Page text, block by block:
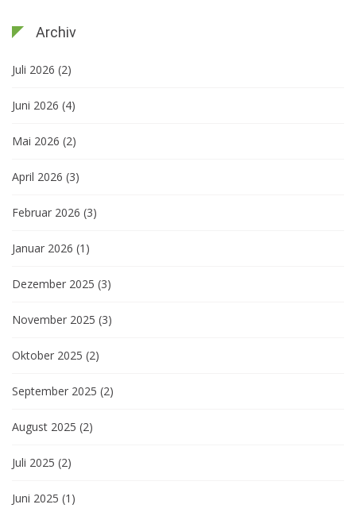
Archiv
Juli 2026 (2)
Juni 2026 (4)
Mai 2026 (2)
April 2026 (3)
Februar 2026 (3)
Januar 2026 (1)
Dezember 2025 (3)
November 2025 (3)
Oktober 2025 (2)
September 2025 (2)
August 2025 (2)
Juli 2025 (2)
Juni 2025 (1)